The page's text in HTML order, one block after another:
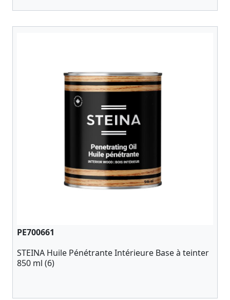
PE700661
STEINA Huile Pénétrante Intérieure Base à teinter
850 ml (6)